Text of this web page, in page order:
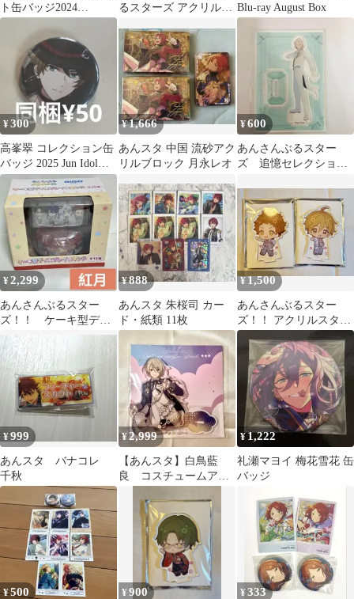
ト缶バッジ2024
SPRING 仁兎なずな
るスターズ アクリルフ Blu-ray August Box
¥300
高峯翠 コレクション缶
バッジ 2025 Jun Idol
Side 流星隊
¥1,666
あんスタ 中国 流砂アク
リルブロック 月永レオ
¥600
あんさんぶるスター
ズ 追憶セレクショ
ルスタンド 乱 凪砂
¥2,299
あんさんぶるスター
ズ！！ ケーキ型ディ
スプレイスタンド 紅
月 GiGO限定
¥888
あんスタ 朱桜司 カー
ド・紙類 11枚
¥1,500
あんさんぶるスター
ズ！！ アクリルスタン
ド 天満光 真白友也
¥999
あんスタ バナコレ
千秋
¥2,999
【あんスタ】白鳥藍
良 コスチュームアク
¥1,222
礼瀬マヨイ 梅花雪花 缶
バッジ
¥500 ¥900 ¥333